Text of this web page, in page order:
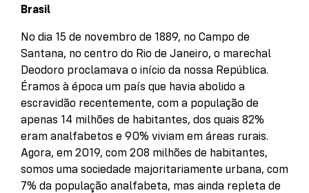
Brasil
No dia 15 de novembro de 1889, no Campo de
Santana, no centro do Rio de Janeiro, o marechal
Deodoro proclamava o início da nossa República.
Éramos à época um país que havia abolido a
escravidão recentemente, com a população de
apenas 14 milhões de habitantes, dos quais 82%
eram analfabetos e 90% viviam em áreas rurais.
Agora, em 2019, com 208 milhões de habitantes,
somos uma sociedade majoritariamente urbana, com
7% da população analfabeta, mas ainda repleta de